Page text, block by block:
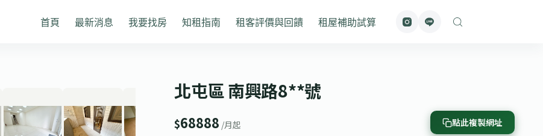
首頁 最新消息 我要找房 知租指南 租客評價與回饋 租屋補助試算
北屯區 南興路8**號
$68888 /月起 點此複製網址